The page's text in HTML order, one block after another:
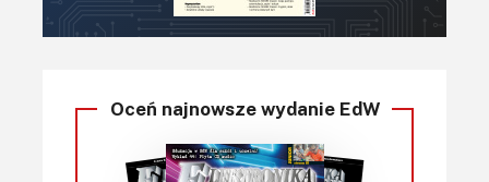
Oceń najnowsze wydanie EdW